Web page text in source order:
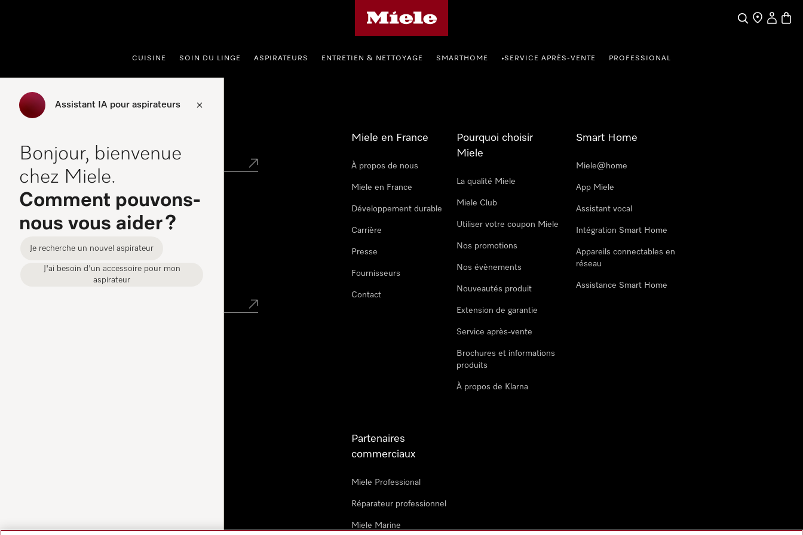
SearchFind a store
My
CUISINE SOIN DU LINGE ASPIRATEURS ENTRETIEN & NETTOYAGE SMARTHOME •SERVICE APRÈS-VENTE PROFESSIONAL
Assistant IA pour aspirateurs
Bonjour, bienvenue
chez Miele.
Comment pouvons-
nous vous aider ?
Je recherche un nouvel aspirateur
J'ai besoin d'un accessoire pour mon
aspirateur
Miele Experience Center
Miele en France
À propos de nous
Miele en France
Développement durable
Carrière
Presse
Fournisseurs
Contact
Pourquoi choisir
Miele
La qualité Miele
Miele Club
Utiliser votre coupon Miele
Nos promotions
Nos évènements
Nouveautés produit
Extension de garantie
Service après-vente
Brochures et informations
produits
À propos de Klarna
Smart Home
Miele@home
App Miele
Assistant vocal
Intégration Smart Home
Appareils connectables en
réseau
Assistance Smart Home
Partenaires
commerciaux
Miele Professional
Réparateur professionnel
Miele Marine